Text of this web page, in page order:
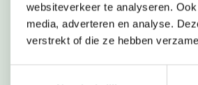
websiteverkeer te analyseren.
media, adverteren en analyse.
verstrekt of die ze hebben
Je staat er niet
Laat hieronder
je op.